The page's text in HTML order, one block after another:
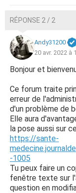
RÉPONSE 2 / 2
Andy31200
20 avr. 2022 à
Bonjour et
Ce forum traite
erreur de
d'un problème de
Elle aura
la pose aussi sur
https://sante-
-1005
Tu peux faire un
fenêtre texte sur
question en